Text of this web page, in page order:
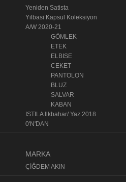
Yeniden Satista
Yilbasi Kapsul Koleksiyon
A/W 2020-21
GÖMLEK
ETEK
ELBISE
CEKET
PANTOLON
BLUZ
SALVAR
KABAN
ISTILA Ilkbahar/ Yaz 2018
0'N'DAN
MARKA
ÇİĞDEM AKIN